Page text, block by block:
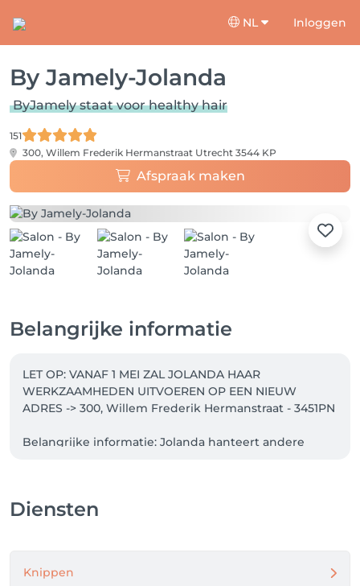
NL Inloggen
By Jamely-Jolanda
ByJamely staat voor healthy hair
151
300, Willem Frederik Hermanstraat Utrecht 3544 KP
Afspraak maken
Belangrijke informatie
LET OP: VANAF 1 MEI ZAL JOLANDA HAAR
WERKZAAMHEDEN UITVOEREN OP EEN NIEUW
ADRES -> 300, Willem Frederik Hermanstraat - 3451PN
Belangrijke informatie: Jolanda hanteert andere
Graag verzoeken wij je om een account aan te
Diensten
Knippen